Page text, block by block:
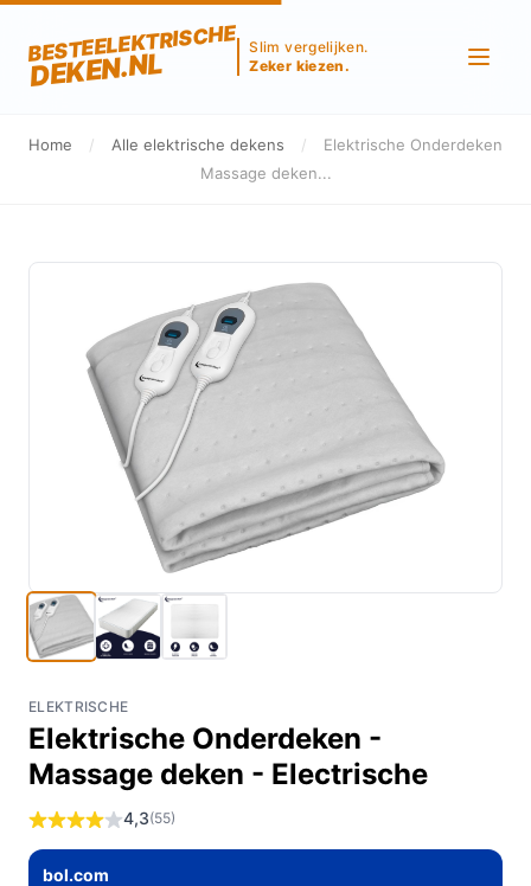
BESTEELEKTRISCHE
DEKEN.NL
Slim vergelijken.
Zeker kiezen.
Home / Alle elektrische dekens /
Elektrische Onderdeken
Massage deken...
ELEKTRISCHE
Elektrische Onderdeken -
Massage deken - Electrische
4,3(55)
bol.com